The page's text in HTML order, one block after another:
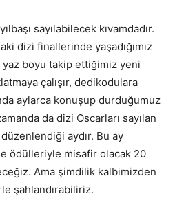
sayılabilecek kıvamdadır.
dizi finallerinde yaşadığımız
yaz boyu takip ettiğimiz yeni
çalışır, dedikodulara
aylarca konuşup durduğumuz
da dizi Oscarları sayılan
aydır. Bu ay
ödülleriyle misafir olacak 20
Ama şimdilik kalbimizden
şahlandırabiliriz.